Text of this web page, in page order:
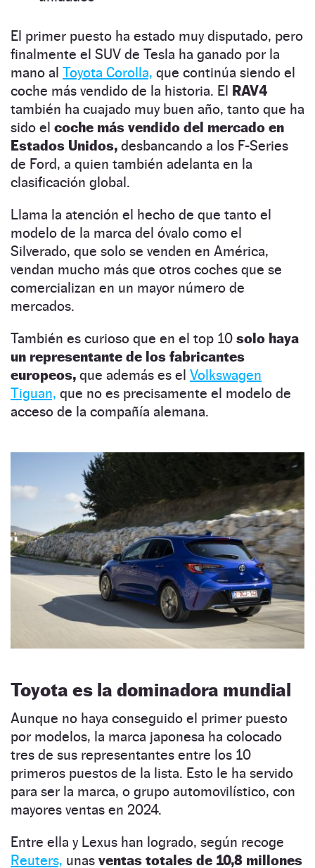
El primer puesto ha estado muy disputado, pero
finalmente el SUV de Tesla ha ganado por la
mano al Toyota Corolla, que continúa siendo el
coche más vendido de la historia. El RAV4
también ha cuajado muy buen año, tanto que ha
sido el coche más vendido del mercado en
Estados Unidos, desbancando a los F-Series
de Ford, a quien también adelanta en la
clasificación global.
Llama la atención el hecho de que tanto el
modelo de la marca del óvalo como el
Silverado, que solo se venden en América,
vendan mucho más que otros coches que se
comercializan en un mayor número de
mercados.
También es curioso que en el top 10 solo haya
un representante de los fabricantes
europeos, que además es el Volkswagen
Tiguan, que no es precisamente el modelo de
acceso de la compañía alemana.
Toyota es la dominadora mundial
Aunque no haya conseguido el primer puesto
por modelos, la marca japonesa ha colocado
tres de sus representantes entre los 10
primeros puestos de la lista. Esto le ha servido
para ser la marca, o grupo automovilístico, con
mayores ventas en 2024.
Entre ella y Lexus han logrado, según recoge
Reuters, unas ventas totales de 10,8 millones